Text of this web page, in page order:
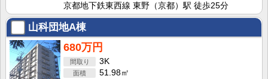
京都地下鉄東西線 東野（京都）駅 徒歩25分
山科団地A棟
680万円
3K
51.98㎡